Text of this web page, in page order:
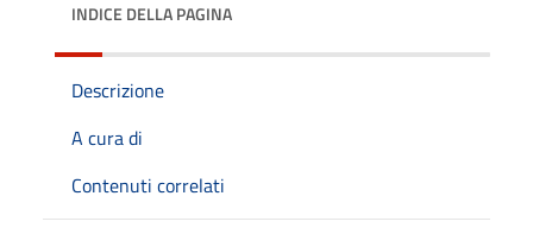
INDICE DELLA PAGINA
Descrizione
A cura di
Contenuti correlati